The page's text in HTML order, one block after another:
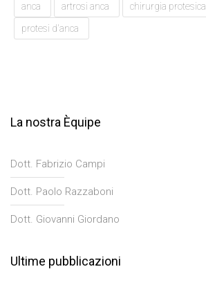
anca artrosi anca chirurgia protesica
protesi d'anca
La nostra Èquipe
Dott. Fabrizio Campi
Dott. Paolo Razzaboni
Dott. Giovanni Giordano
Ultime pubblicazioni